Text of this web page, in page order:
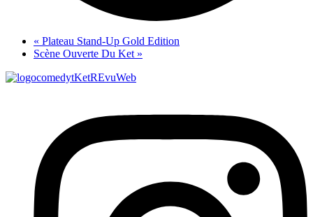
« Plateau Stand-Up Gold Edition
Scène Ouverte Du Ket »